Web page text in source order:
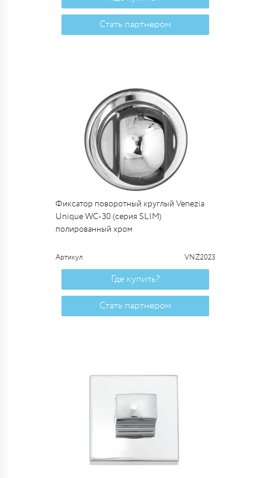
Стать партнером
Фиксатор поворотный круглый Venezia
Unique WC-30 (серия SLIM)
полированный хром
Артикул VNZ2023
Где купить?
Стать партнером